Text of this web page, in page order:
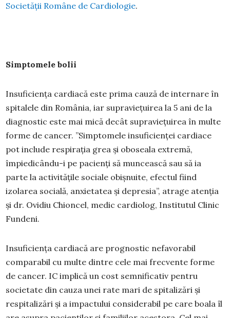
Societății Române de Cardiologie.
Simptomele bolii
Insuficiența cardiacă este prima cauză de internare în
spitalele din România, iar supraviețuirea la 5 ani de la
diagnostic este mai mică decât supraviețuirea în multe
forme de cancer. ”Simptomele insuficienței cardiace
pot include respirația grea și oboseala extremă,
împiedicându-i pe pacienți să muncească sau să ia
parte la activitățile sociale obișnuite, efectul fiind
izolarea socială, anxietatea și depresia”, atrage atenția
și dr. Ovidiu Chioncel, medic cardiolog, Institutul Clinic
Fundeni.
Insuficiența cardiacă are prognostic nefavorabil
comparabil cu multe dintre cele mai frecvente forme
de cancer. IC implică un cost semnificativ pentru
societate din cauza unei rate mari de spitalizări și
respitalizări și a impactului considerabil pe care boala îl